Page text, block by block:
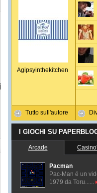
Agipsyinthekitchen
Tutto sull'autore
I GIOCHI SU
Arcade Casino'
Pacman
Pac-Man é un
1979 da Toru......